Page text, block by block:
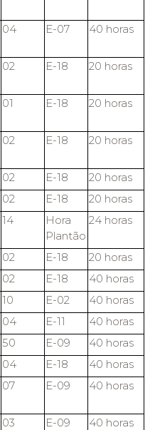
04 E-07 40 horas
02 E-18 20 horas
01 E-18 20 horas
02 E-18 20 horas
02 E-18
20 horas
02 E-18
20 horas
14
Hora
Plantão
24 horas
02 E-18
20 horas
02 E-18
40 horas
10 E-02
40 horas
04 E-11
40 horas
50 E-09
40 horas
04 E-18
40 horas
07 E-09 40 horas
03 E-09 40 horas